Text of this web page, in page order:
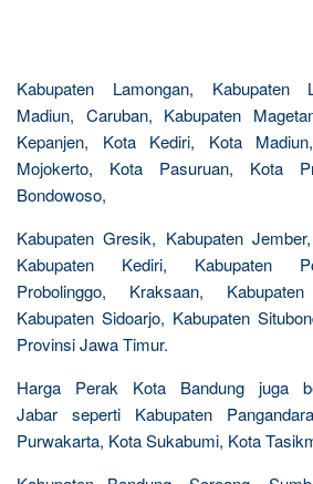
Kabupaten Lamongan, Kabupaten
Madiun, Caruban, Kabupaten
Kepanjen, Kota Kediri, Kota
Mojokerto, Kota Pasuruan, Kota
Bondowoso,
Kabupaten Gresik, Kabupaten
Kabupaten Kediri, Kabupaten
Probolinggo, Kraksaan,
Kabupaten Sidoarjo, Kabupaten
Provinsi Jawa Timur.
Harga Perak Kota Bandung juga
Jabar seperti Kabupaten
Purwakarta, Kota Sukabumi, Kota